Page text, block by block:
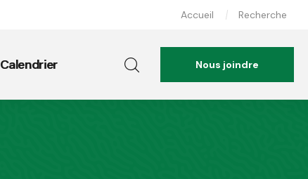
Accueil Recherche
Calendrier Nous joindre